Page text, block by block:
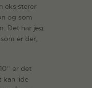
eksisterer
og som
Det har jeg
er der,
er det
kan lide